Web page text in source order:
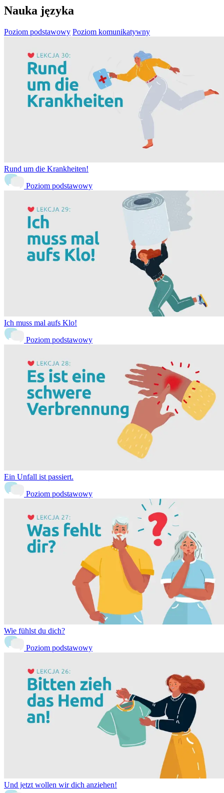
Nauka języka
Poziom podstawowy Poziom komunikatywny
Rund um die Krankheiten!
Poziom podstawowy
Ich muss mal aufs Klo!
Poziom podstawowy
Ein Unfall ist passiert.
Poziom podstawowy
Wie fühlst du dich?
Poziom podstawowy
Und jetzt wollen wir dich anziehen!